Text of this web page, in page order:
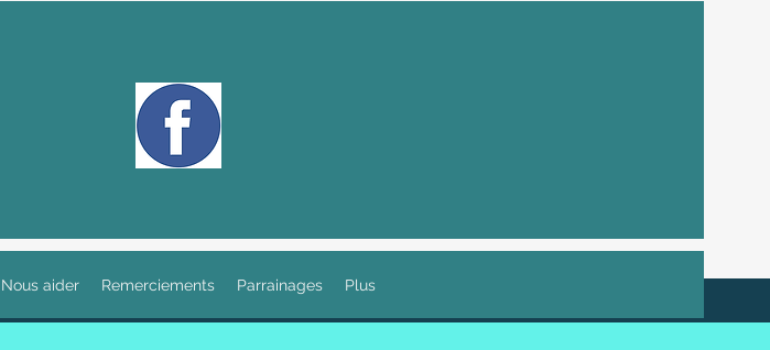
Nous aider Remerciements Parrainages Plus